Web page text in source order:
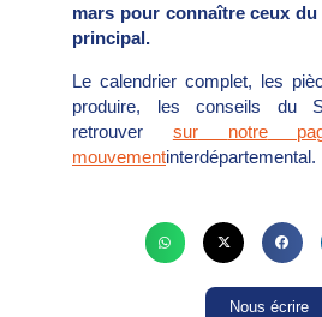
mars pour connaître ceux
principal.
Le calendrier complet, les
produire, les conseils du
retrouver sur notre
mouvementinterdépartemental.
Nous écrire